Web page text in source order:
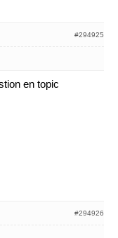
#294925
en topic
#294926